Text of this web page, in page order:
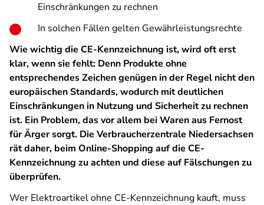
Einschränkungen zu rechnen
In solchen Fällen gelten Gewährleistungsrechte
Wie wichtig die CE-Kennzeichnung ist, wird oft erst
klar, wenn sie fehlt: Denn Produkte ohne
entsprechendes Zeichen genügen in der Regel nicht den
europäischen Standards, wodurch mit deutlichen
Einschränkungen in Nutzung und Sicherheit zu rechnen
ist. Ein Problem, das vor allem bei Waren aus Fernost
für Ärger sorgt. Die Verbraucherzentrale Niedersachsen
rät daher, beim Online-Shopping auf die CE-
Kennzeichnung zu achten und diese auf Fälschungen zu
überprüfen.
Wer Elektroartikel ohne CE-Kennzeichnung kauft, muss